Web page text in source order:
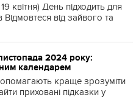
квітня) День підходить для
Відмовтеся від зайвого та
2024 року:
календарем
краще зрозуміти
приховані підказки у